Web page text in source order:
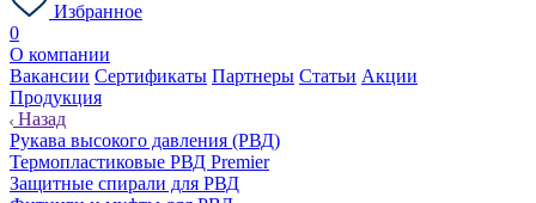
Избранное
0
О компании
Вакансии Сертификаты Партнеры Статьи Акции
Продукция
Назад
Рукава высокого давления (РВД)
Термопластиковые РВД Premier
Защитные спирали для РВД